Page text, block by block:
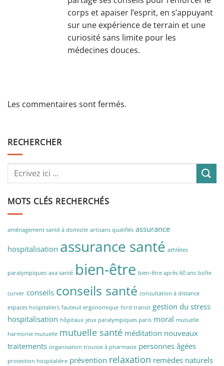
corps et apaiser l’esprit, en s’appuyant
sur une expérience de terrain et une
curiosité sans limite pour les
médecines douces.
Les commentaires sont fermés.
RECHERCHER
MOTS CLÉS RECHERCHÉS
aménagement santé à domicile artisans qualifiés assurance
hospitalisation assurance santé athlètes
paralympiques axa santé bien-être bien-être après 60 ans boîte
curver conseils conseils santé consultation à distance
espaces hospitaliers fauteuil ergonomique ford transit gestion du stress
hospitalisation hôpitaux jeux paralympiques paris moral mutuelle
harmonie mutuelle mutuelle santé méditation nouveaux
traitements organisation trousse à pharmacie personnes âgées
protection hospitalière prévention relaxation remèdes naturels